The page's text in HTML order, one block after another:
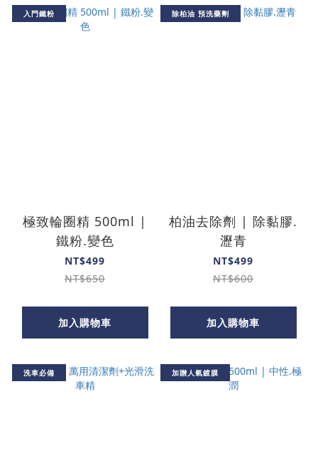
入門鐵粉
極致輪圈精 500ml |
鐵粉.變色
NT$499
NT$650
加入購物車
除柏油 預洗藥劑
柏油去除劑 | 除黏膠.
瀝青
NT$499
NT$600
加入購物車
洗車必備 加贈人氣鍍膜